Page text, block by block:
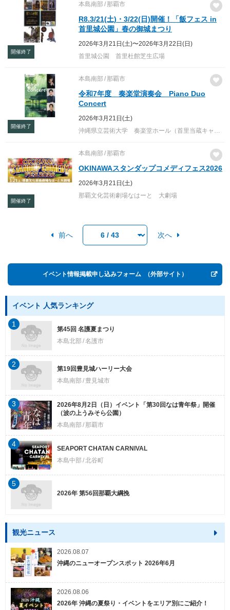
開催終了
本島南部 那覇市
R8.3/21(土)・3/22(日)開催！「飯フェス in
首里城公園」春の御城まつり
2026年3月21日(土)〜2026年3月22日(日)
首里城公園 首里杜館芝生広場
開催終了
本島南部 那覇市
令和7年度 奏楽堂演奏会 Piano Duo
Concert
2026年3月21日(土)
沖縄県立芸術大学 奏楽堂ホール（首里当蔵キャンパス）
開催終了
本島南部 那覇市
OKINAWAスタンダップコメディフェス2026
2026年3月21日(土)
那覇文化芸術劇場なはーと 大劇場
前へ 次へ
イベント情報掲載申し込みフォーム （外部サイト）
イベント 人気ランキング
第45回 名護夏まつり
本島北部 名護市
1
第19回豊見城ハーリー大会
本島南部
豊見城市
2
2026年8月2日（日）イベント「第30回なは青年祭」開催
（波の上うみそら公園）
本島南部
那覇市
3
SEAPORT CHATAN CARNIVAL
本島中部 北谷町
4
2026年 第56回那覇大綱挽
5
観光ニュース
2026.08.07
沖縄のニューオープンスポット 2026年6月
2026.08.06
2026年 沖縄の夏祭り・イベントをエリア別にご紹介！